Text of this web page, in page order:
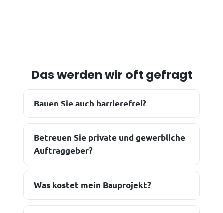
Das werden wir oft gefragt
Bauen Sie auch barrierefrei?
Betreuen Sie private und gewerbliche
Auftraggeber?
Was kostet mein Bauprojekt?